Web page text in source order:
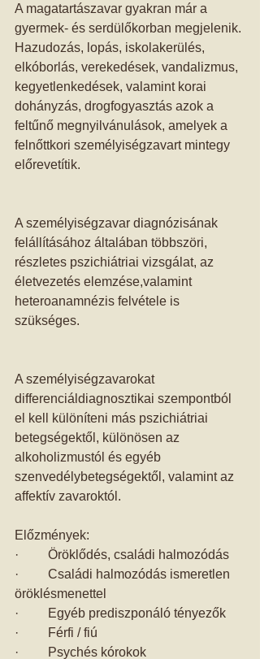
A magatartászavar gyakran már a
gyermek- és serdülőkorban megjelenik.
Hazudozás, lopás, iskolakerülés,
elkóborlás, verekedések, vandalizmus,
kegyetlenkedések, valamint korai
dohányzás, drogfogyasztás azok a
feltűnő megnyilvánulások, amelyek a
felnőttkori személyiségzavart mintegy
előrevetítik.
A személyiségzavar diagnózisának
felállításához általában többszöri,
részletes pszichiátriai vizsgálat, az
életvezetés elemzése,valamint
heteroanamnézis felvétele is
szükséges.
A személyiségzavarokat
differenciáldiagnosztikai szempontból
el kell különíteni más pszichiátriai
betegségektől, különösen az
alkoholizmustól és egyéb
szenvedélybetegségektől, valamint az
affektív zavaroktól.
Előzmények:
·         Öröklődés, családi halmozódás
·         Családi halmozódás ismeretlen
öröklésmenettel
·         Egyéb prediszponáló tényezők
·         Férfi / fiú
·         Psychés kórokok